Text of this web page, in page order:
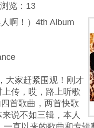
浏览：13
啊！）4th Album
大家赶紧围观！刚才
传，哎，路上听歌
首歌曲，两首快歌
说不如三辑，本人